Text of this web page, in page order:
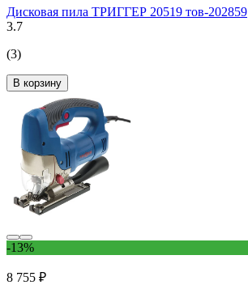
Дисковая пила ТРИГГЕР 20519 тов-202859
3.7
(3)
В корзину
-13%
8 755 ₽